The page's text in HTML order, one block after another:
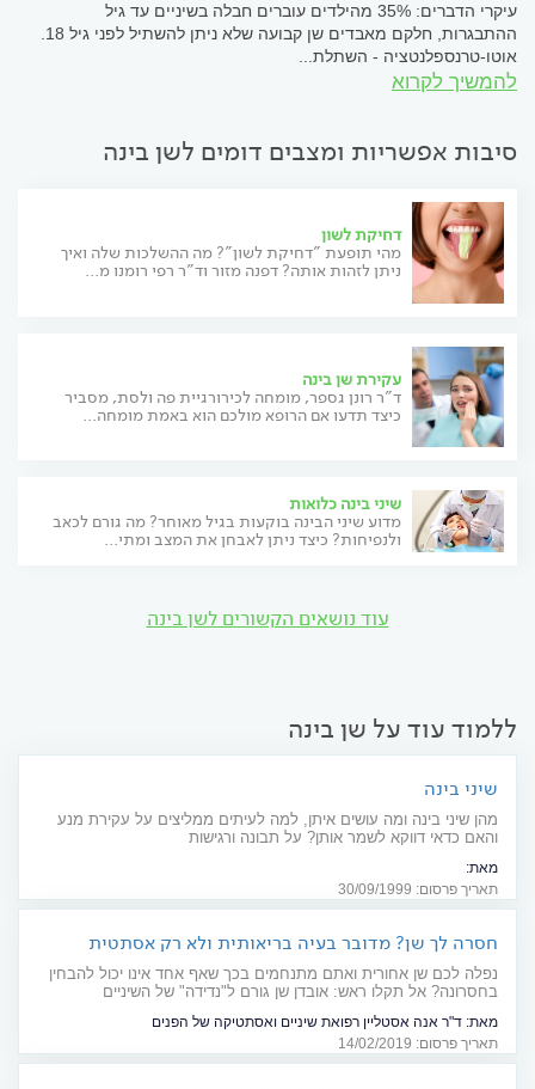
עיקרי הדברים: 35% מהילדים עוברים חבלה בשיניים עד גיל
אוטו-טרנספלנטציה - השתלת...
להמשיך לקרוא
סיבות אפשריות ומצבים דומים לשן בינה
דחיקת לשון
מהי תופעת "דחיקת לשון"? מה ההשלכות שלה ואיך
ניתן לזהות אותה? דפנה מזור וד"ר רפי רומנו מ...
עקירת שן בינה
ד"ר רונן גספר, מומחה לכירורגיית פה ולסת, מסביר
כיצד תדעו אם הרופא מולכם הוא באמת מומחה...
שיני בינה כלואות
מדוע שיני הבינה בוקעות בגיל מאוחר? מה גורם לכאב
ולנפיחות? כיצד ניתן לאבחן את המצב ומתי...
עוד נושאים הקשורים לשן בינה
ללמוד עוד על שן בינה
שיני בינה
מהן שיני בינה ומה עושים איתן, למה לעיתים ממליצים על עקירת מנע
והאם כדאי דווקא לשמר אותן? על תבונה ורגישות
מאת:
סוגיית שיני הבינה הינה סוגיה שמטרידה הן את רופאי השיניים והן את החולים
תאריך פרסום: 30/09/1999
חסרה לך שן? מדובר בעיה בריאותית ולא רק אסתטית
נפלה לכם שן אחורית ואתם מתנחמים בכך שאף אחד אינו יכול להבחין
בחסרונה? אל תקלו ראש: אובדן שן גורם ל"נדידה" של השיניים
הטיפולים האפשריים?
מאת: ד"ר אנה אסטליין רפואת שיניים ואסתטיקה של הפנים
תאריך פרסום: 14/02/2019